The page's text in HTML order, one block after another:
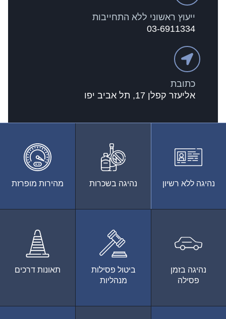
ייעוץ ראשוני ללא התחייבות
03-6911334
כתובת
אליעזר קפלן 17, תל אביב יפו
נהיגה ללא רשיון נהיגה בשכרות מהירות מופרזת
נהיגה בזמן
פסילה
ביטול פסילות
מנהליות
תאונות דרכים